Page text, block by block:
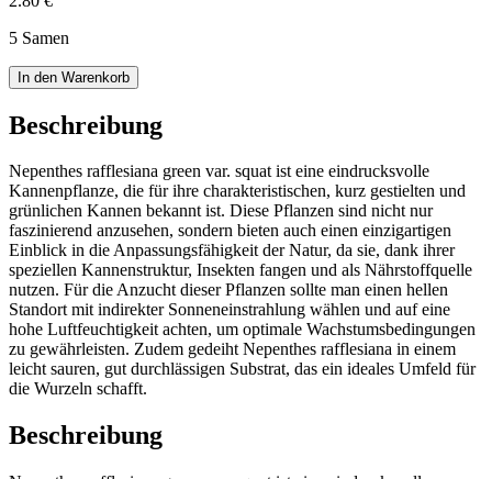
5 Samen
In den Warenkorb
Beschreibung
Nepenthes rafflesiana green var. squat ist eine eindrucksvolle
Kannenpflanze, die für ihre charakteristischen, kurz gestielten und
grünlichen Kannen bekannt ist. Diese Pflanzen sind nicht nur
faszinierend anzusehen, sondern bieten auch einen einzigartigen
Einblick in die Anpassungsfähigkeit der Natur, da sie, dank ihrer
speziellen Kannenstruktur, Insekten fangen und als Nährstoffquelle
nutzen. Für die Anzucht dieser Pflanzen sollte man einen hellen
Standort mit indirekter Sonneneinstrahlung wählen und auf eine
hohe Luftfeuchtigkeit achten, um optimale Wachstumsbedingungen
zu gewährleisten. Zudem gedeiht Nepenthes rafflesiana in einem
leicht sauren, gut durchlässigen Substrat, das ein ideales Umfeld für
die Wurzeln schafft.
Beschreibung